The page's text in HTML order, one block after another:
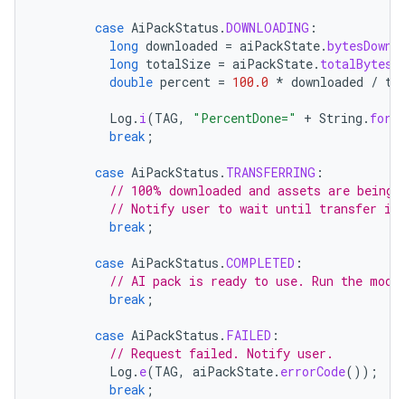
case AiPackStatus .DOWNLOADING :
long downloaded = aiPackState.
long totalSize = aiPackState.
double percent = 100.0 * downloaded /
Log . i(TAG, "PercentDone=" + String .
break ;
case AiPackStatus . TRANSFERRING :
// 100% downloaded and assets are
// Notify user to wait until transfer is
break ;
case AiPackStatus .COMPLETED :
// AI pack is ready to use. Run the
break ;
case AiPackStatus . FAILED :
// Request failed. Notify user.
Log . e(TAG, aiPackState. errorCode());
break ;